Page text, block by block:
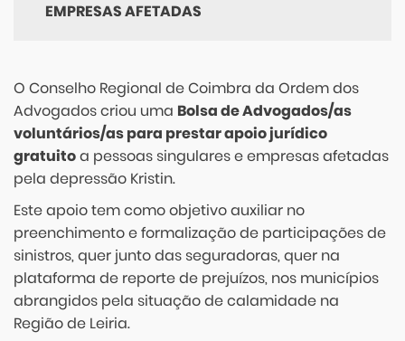
EMPRESAS AFETADAS
O Conselho Regional de Coimbra da Ordem dos
Advogados criou uma Bolsa de Advogados/as
voluntários/as para prestar apoio jurídico
gratuitoa pessoas singulares e empresas afetadas
pela depressão Kristin.
Este apoio tem como objetivo auxiliar no
preenchimento e formalização de participações de
sinistros, quer junto das seguradoras, quer na
plataforma de reporte de prejuízos, nos municípios
abrangidos pela situação de calamidade na
Região de Leiria.